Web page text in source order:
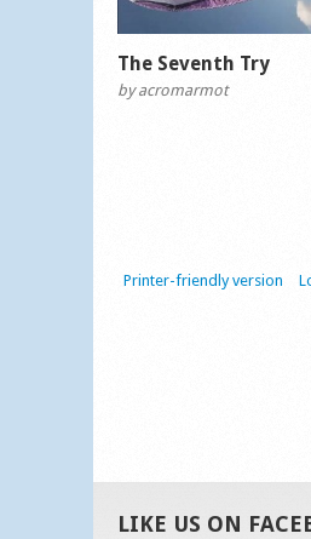
The Seventh Try
byacromarmot
Printer-friendly version
LIKE US ON